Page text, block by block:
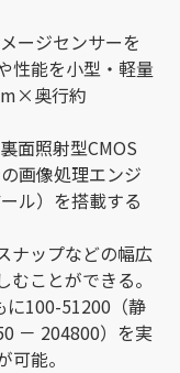
ージセンサーを
性能を小型・軽量
奥行約
面照射型CMOS
画像処理エンジ
ル）を搭載する
ナップなどの幅広
ことができる。
に100-51200（静
－ 204800）を実
能。